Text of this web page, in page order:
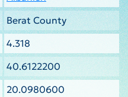
Berat County
4.318
40.6122200
20.0980600